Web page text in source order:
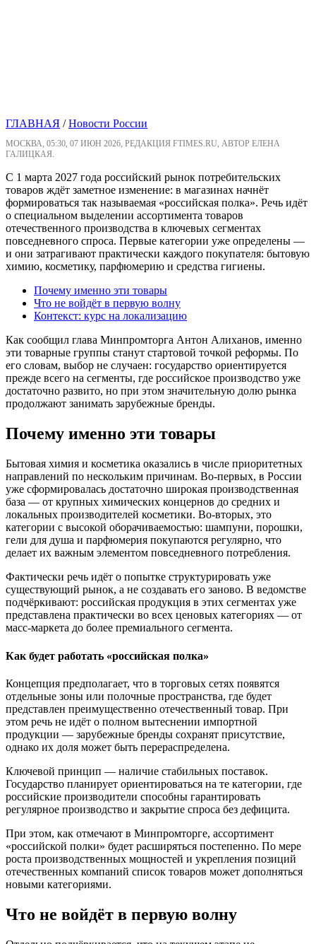
ГЛАВНАЯ /Новости России
МОСКВА, 05:30, 07 ИЮН 2026, РЕДАКЦИЯ FTIMES.RU, АВТОР ЕЛЕНА
ГАЛИЦКАЯ.
С 1 марта 2027 года российский рынок потребительских
товаров ждёт заметное изменение: в магазинах начнёт
формироваться так называемая «российская полка». Речь идёт
о специальном выделении ассортимента товаров
отечественного производства в ключевых сегментах
повседневного спроса. Первые категории уже определены —
и они затрагивают практически каждого покупателя: бытовую
химию, косметику, парфюмерию и средства гигиены.
Почему именно эти товары
Что не войдёт в первую волну
Контекст: курс на локализацию
Как сообщил глава Минпромторга Антон Алиханов, именно
эти товарные группы станут стартовой точкой реформы. По
его словам, выбор не случаен: государство ориентируется
прежде всего на сегменты, где российское производство уже
достаточно развито, но при этом значительную долю рынка
продолжают занимать зарубежные бренды.
Почему именно эти товары
Бытовая химия и косметика оказались в числе приоритетных
направлений по нескольким причинам. Во-первых, в России
уже сформировалась достаточно широкая производственная
база — от крупных химических концернов до средних и
локальных производителей косметики. Во-вторых, это
категории с высокой оборачиваемостью: шампуни, порошки,
гели для душа и парфюмерия покупаются регулярно, что
делает их важным элементом повседневного потребления.
Фактически речь идёт о попытке структурировать уже
существующий рынок, а не создавать его заново. В ведомстве
подчёркивают: российская продукция в этих сегментах уже
представлена практически во всех ценовых категориях — от
масс-маркета до более премиального сегмента.
Как будет работать «российская полка»
Концепция предполагает, что в торговых сетях появятся
отдельные зоны или полочные пространства, где будет
представлен преимущественно отечественный товар. При
этом речь не идёт о полном вытеснении импортной
продукции — зарубежные бренды сохранят присутствие,
однако их доля может быть перераспределена.
Ключевой принцип — наличие стабильных поставок.
Государство планирует ориентироваться на те категории, где
российские производители способны гарантировать
регулярное производство и закрытие спроса без дефицита.
При этом, как отмечают в Минпромторге, ассортимент
«российской полки» будет расширяться постепенно. По мере
роста производственных мощностей и укрепления позиций
отечественных компаний список товаров может дополняться
новыми категориями.
Что не войдёт в первую волну